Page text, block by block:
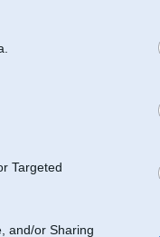
Targeted
and/or Sharing